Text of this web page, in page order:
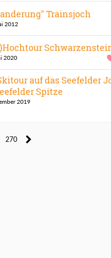
Trainsjoch
2012
2020
auf das Seefelder
Spitze
2019
270